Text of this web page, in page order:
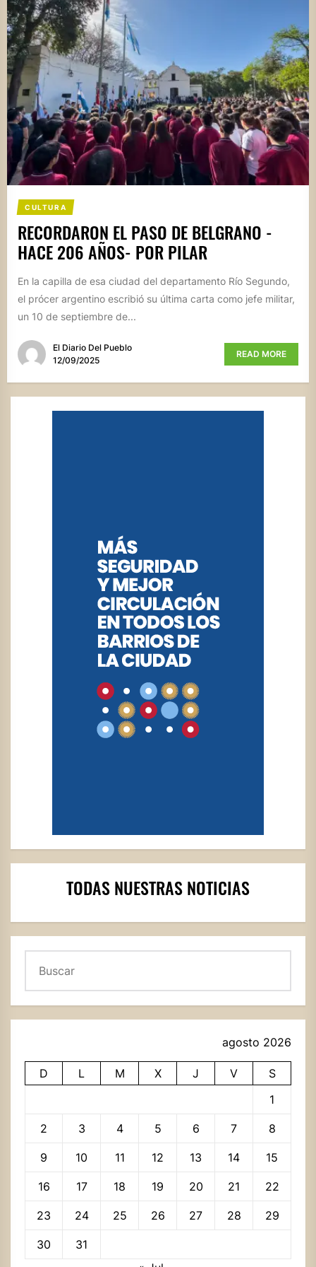
CULTURA
RECORDARON EL PASO DE BELGRANO -
HACE 206 AÑOS- POR PILAR
En la capilla de esa ciudad del departamento Río Segundo,
el prócer argentino escribió su última carta como jefe militar,
un 10 de septiembre de...
El Diario Del Pueblo
12/09/2025
READ MORE
TODAS NUESTRAS NOTICIAS
agosto 2026
D L M X J V
S
1
2 3 4 5 6 7 8
9 10 11 12 13 14 15
16 17 18 19 20 21 22
23 24 25 26 27 28 29
30
31